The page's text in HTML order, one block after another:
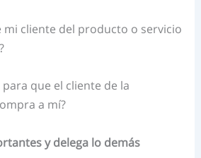
mi cliente del producto o servicio
que el cliente de la
a mí?
y delega lo demás